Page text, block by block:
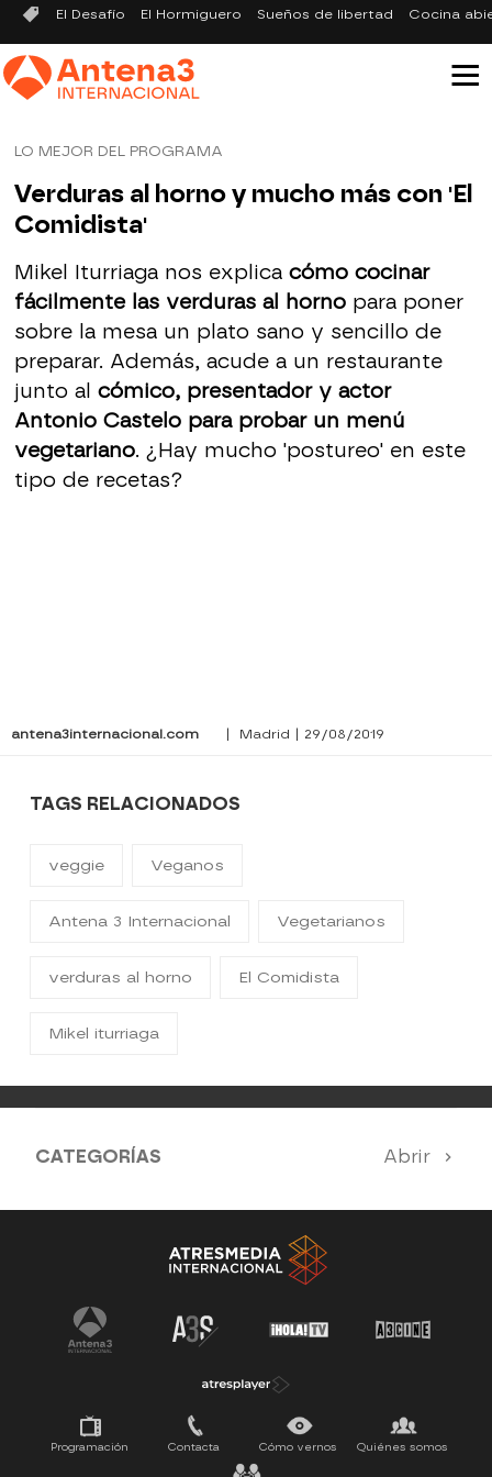
El Desafío El Hormiguero Sueños de libertad Cocina
LO MEJOR DEL PROGRAMA
Verduras al horno y mucho más con 'El
Comidista'
Mikel Iturriaga nos explicacómo cocinar
fácilmente las verduras al hornopara poner
sobre la mesa un plato sano y sencillo de
preparar. Además, acude a un restaurante
junto al cómico, presentador y actor
Antonio Castelo para probar un menú
vegetariano. ¿Hay mucho 'postureo' en este
tipo de recetas?
antena3internacional.com | Madrid | 29/08/2019
TAGS RELACIONADOS
veggie Veganos
Antena 3 Internacional Vegetarianos
verduras al horno El Comidista
Mikel iturriaga
CATEGORÍAS Abrir
Antena 3 Noticias El Hormiguero
Tu cara me suena Pasapalabra
Programación Contacta Cómo vernos Quiénes somos